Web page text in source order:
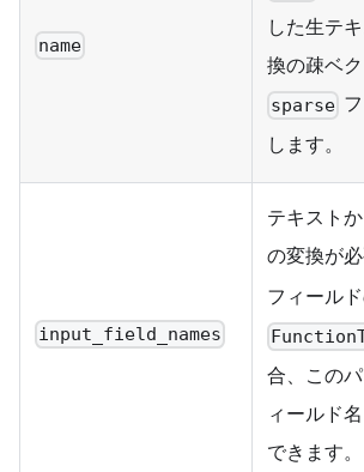
name
した生テ
換の疎ベク
sparse
します。
input_field_names
テキスト
の変換が
フィールド
合、この
ィールド
できます。